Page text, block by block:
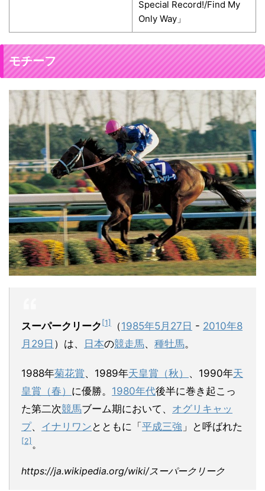
Special Record!/Find My
Only Way」
モチーフ
スーパークリーク [1] （1985年5月27日 - 2010年8
月29日 ）は、 日本の競走馬、 種牡馬。
1988年菊花賞、1989年天皇賞（秋） 、1990年天
皇賞（春） に優勝。 1980年代後半に巻き起こっ
た第二次競馬ブーム期において、 オグリキャッ
プ、 イナリワン とともに「平成三強 」と呼ばれた
[2] 。
https://ja.wikipedia.org/wiki/スーパークリーク